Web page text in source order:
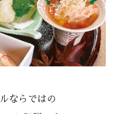
ならではの